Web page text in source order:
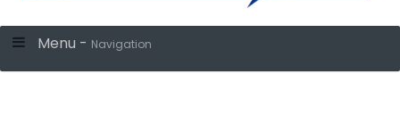
Menu - Navigation